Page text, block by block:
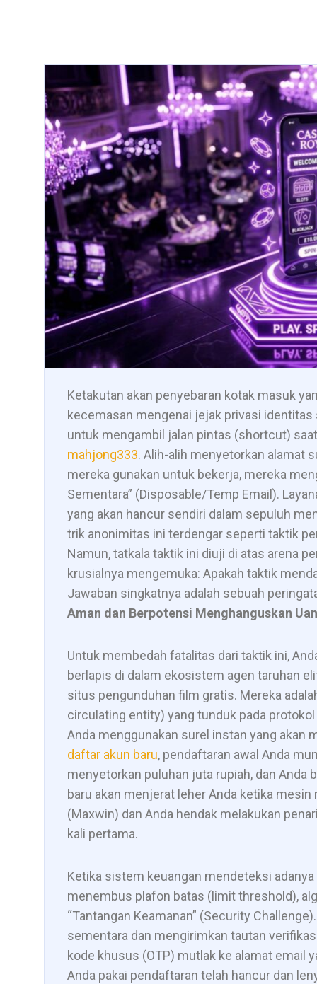
Ketakutan akan penyebaran kotak masuk
kecemasan mengenai jejak privasi
untuk mengambil jalan pintas (shortcut)
mahjong333. Alih-alih menyetorkan alamat
mereka gunakan untuk bekerja, mereka
Sementara” (Disposable/Temp Email).
yang akan hancur sendiri dalam sepuluh
trik anonimitas ini terdengar seperti taktik
Namun, tatkala taktik ini diuji di atas arena
krusialnya mengemuka: Apakah taktik
Jawaban singkatnya adalah sebuah
Aman dan Berpotensi Menghanguskan
Untuk membedah fatalitas dari taktik ini,
berlapis di dalam ekosistem agen taruhan
situs pengunduhan film gratis. Mereka
circulating entity) yang tunduk pada
Anda menggunakan surel instan yang akan
daftar akun baru, pendaftaran awal Anda
menyetorkan puluhan juta rupiah, dan Anda
baru akan menjerat leher Anda ketika
(Maxwin) dan Anda hendak melakukan
kali pertama.
Ketika sistem keuangan mendeteksi
menembus plafon batas (limit threshold),
“Tantangan Keamanan” (Security
sementara dan mengirimkan tautan
kode khusus (OTP) mutlak ke alamat email
Anda pakai pendaftaran telah hancur dan